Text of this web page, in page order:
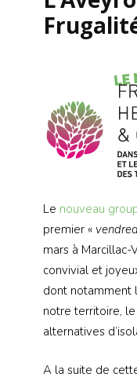
Le nouveau
premier «
mars à Marcillac-
convivial et
dont notamment
notre territoire,
alternatives
A la suite de